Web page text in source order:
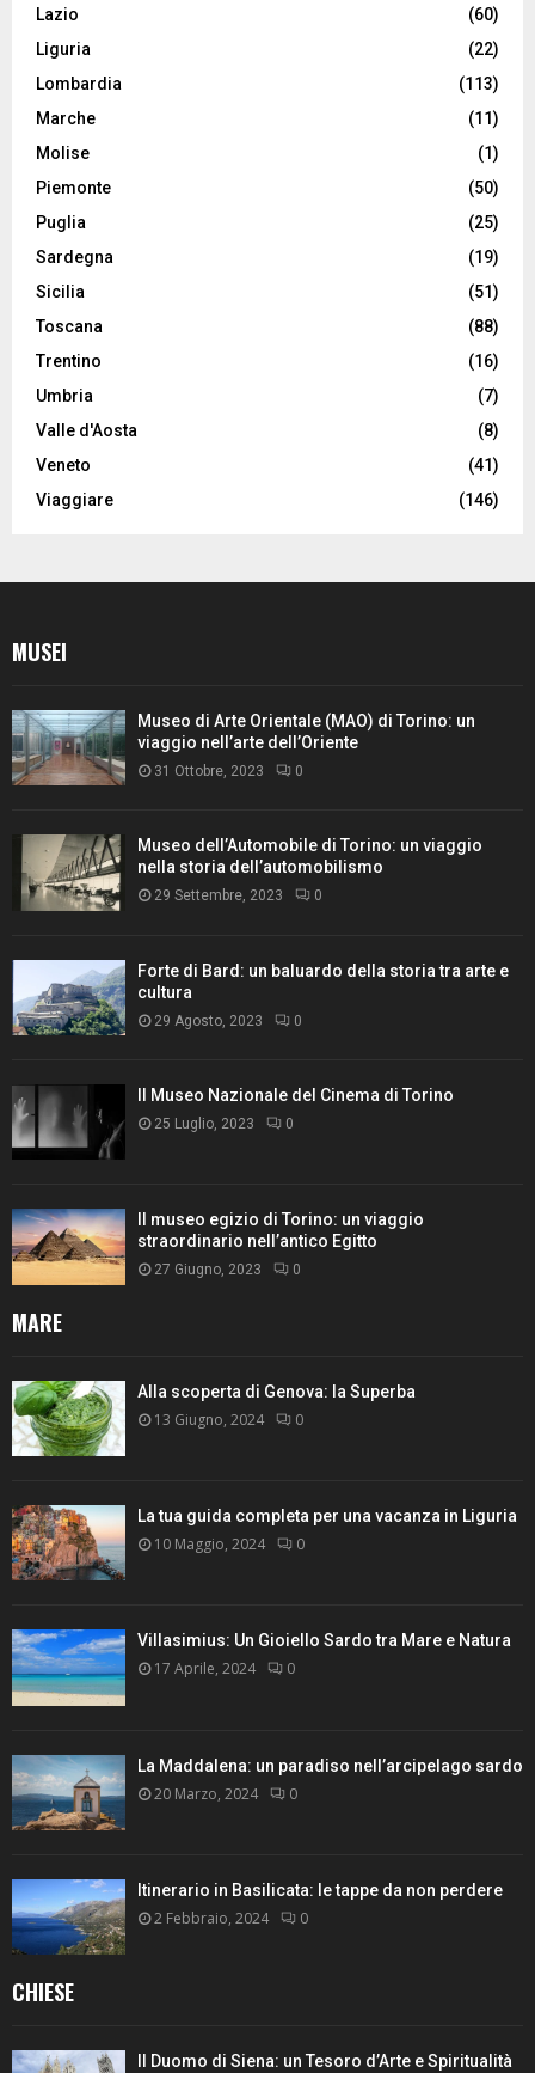
Lazio
(60)
Liguria
(22)
Lombardia
(113)
Marche
(11)
Molise
(1)
Piemonte
(50)
Puglia
(25)
Sardegna
(19)
Sicilia
(51)
Toscana
(88)
Trentino
(16)
Umbria
(7)
Valle d'Aosta
(8)
Veneto
(41)
Viaggiare
(146)
MUSEI
Museo di Arte Orientale (MAO) di Torino: un
viaggio nell’arte dell’Oriente
31 Ottobre, 2023 0
Museo dell’Automobile di Torino: un viaggio
nella storia dell’automobilismo
29 Settembre, 2023 0
Forte di Bard: un baluardo della storia tra arte e
cultura
29 Agosto, 2023 0
Il Museo Nazionale del Cinema di Torino
25 Luglio, 2023 0
Il museo egizio di Torino: un viaggio
straordinario nell’antico Egitto
27 Giugno, 2023 0
MARE
Alla scoperta di Genova: la Superba
13 Giugno, 2024 0
La tua guida completa per una vacanza in Liguria
10 Maggio, 2024 0
Villasimius: Un Gioiello Sardo tra Mare e Natura
17 Aprile, 2024 0
La Maddalena: un paradiso nell’arcipelago sardo
20 Marzo, 2024 0
Itinerario in Basilicata: le tappe da non perdere
2 Febbraio, 2024 0
CHIESE
Il Duomo di Siena: un Tesoro d’Arte e Spiritualità